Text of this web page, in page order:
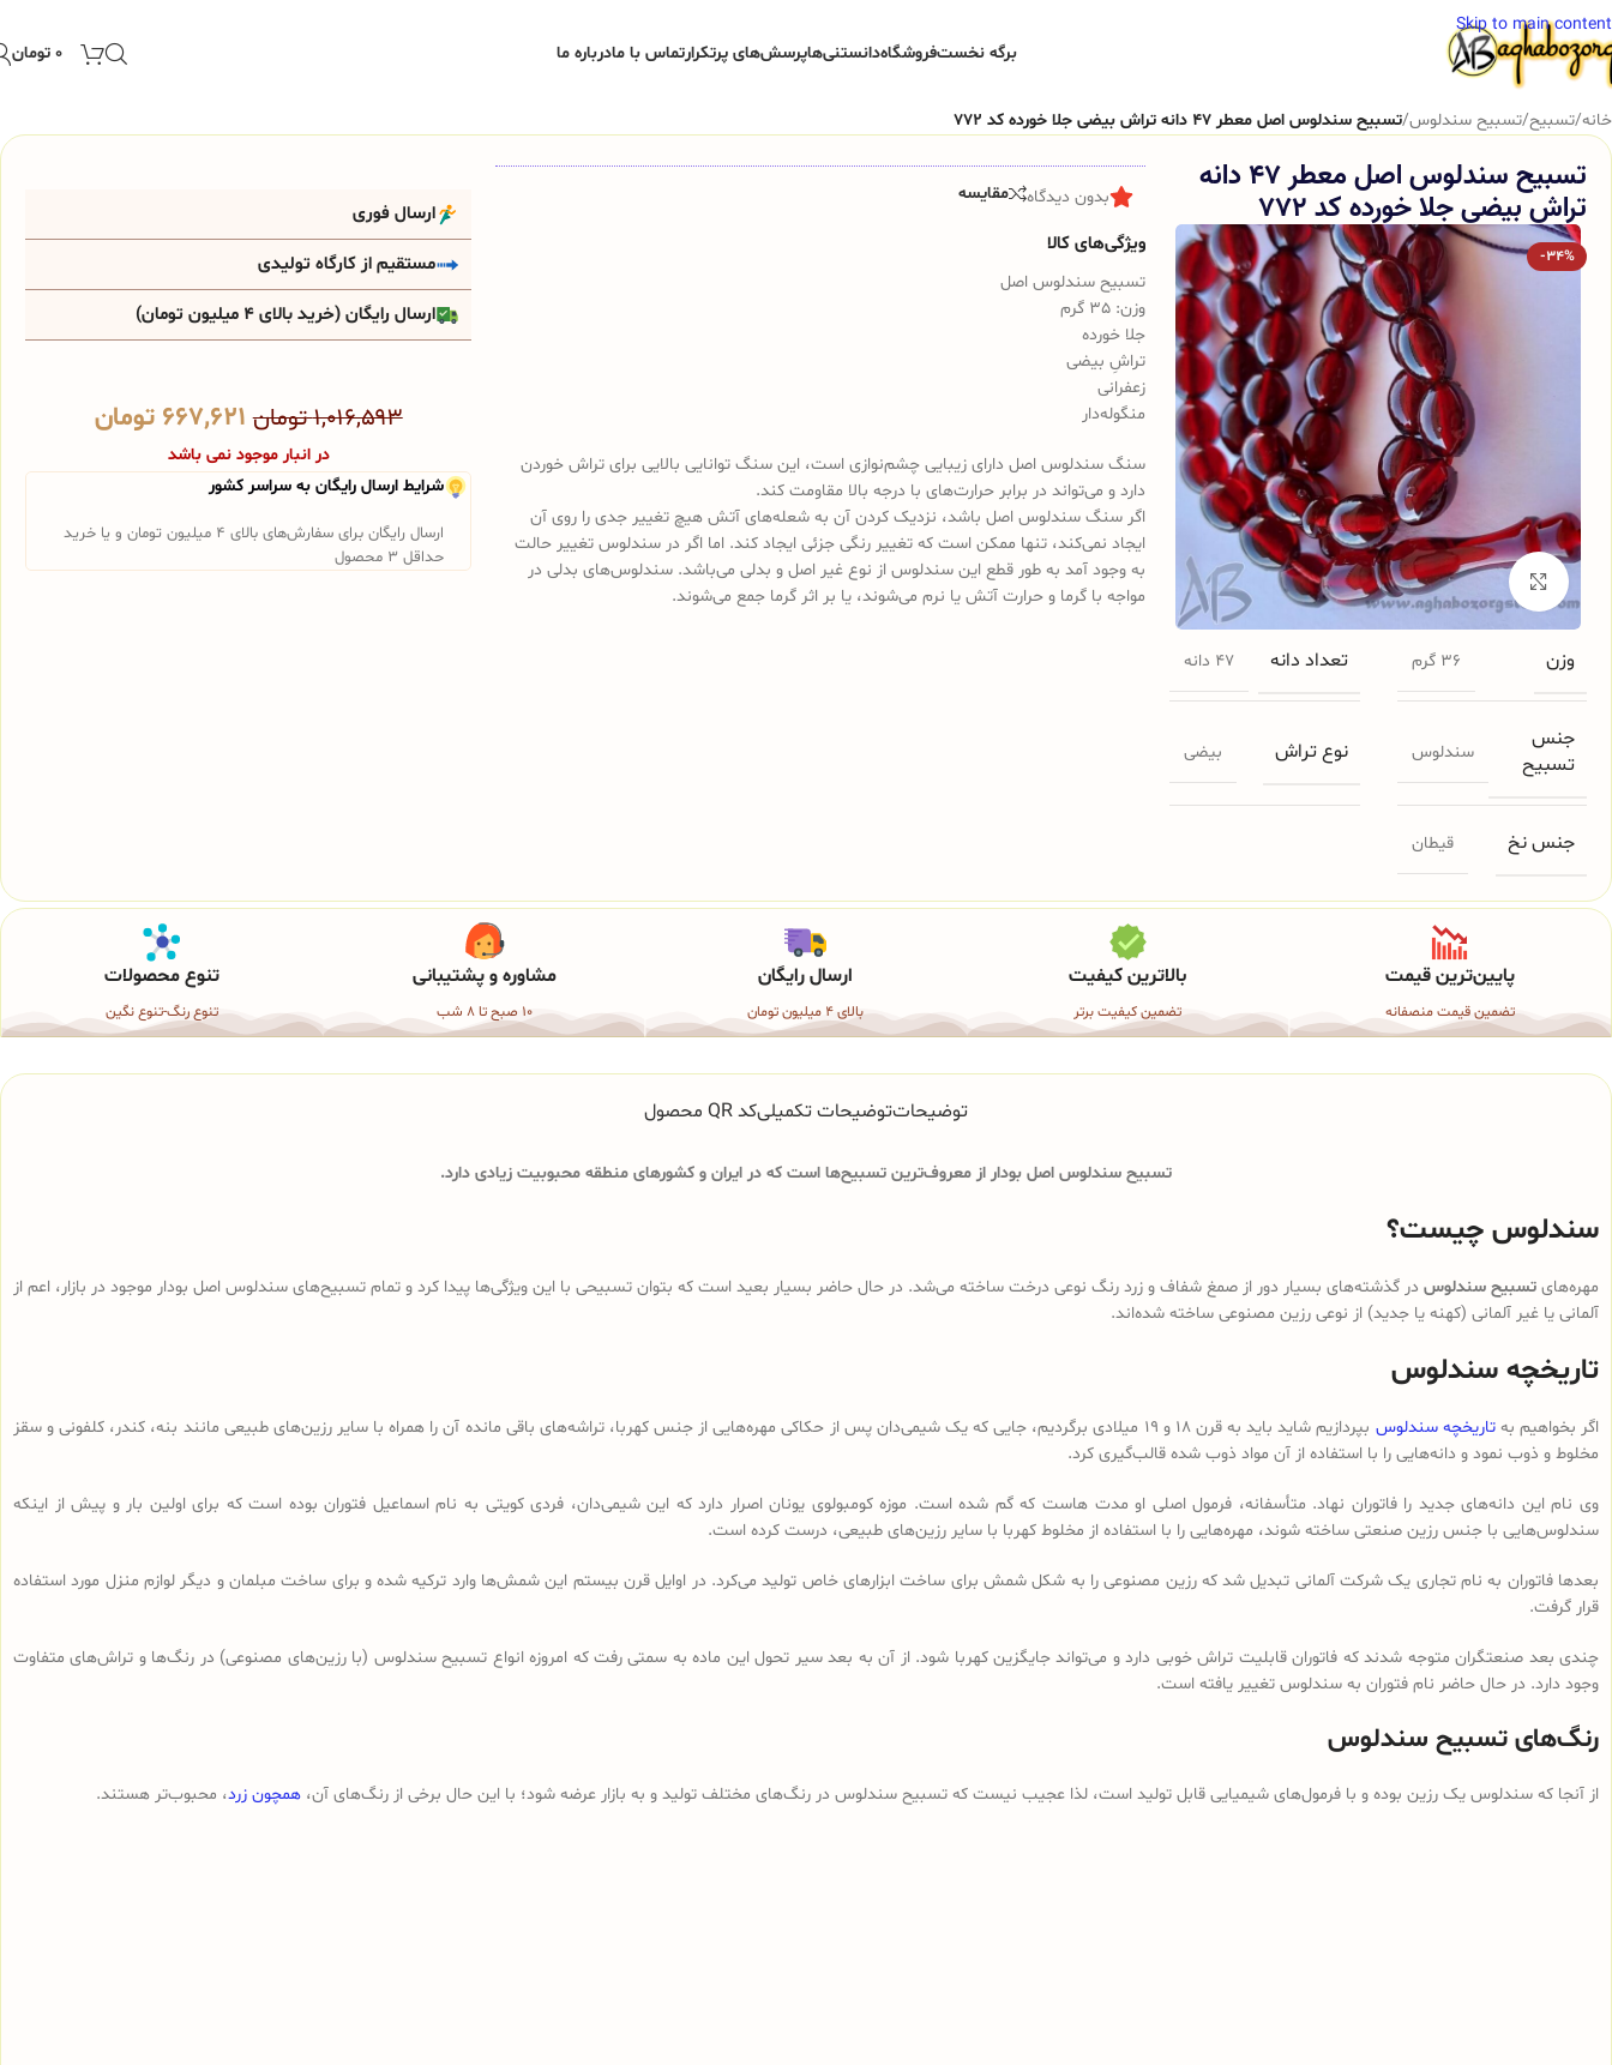
Skip to main content
برگه نخستفروشگاهدانستنی‌هاپرسش‌های پرتکرارتماس با مادرباره ما ۰ تومان
خانه/تسبیح/تسبیح سندلوس/تسبیح سندلوس اصل معطر 47 دانه تراش بیضی جلا خورده کد 772
تسبیح سندلوس اصل معطر 47 دانه
تراش بیضی جلا خورده کد 772
-34%
برای بزرگنمایی کلیک کنید
وزن 36 گرم تعداد دانه 47 دانه
جنس
تسبیح
سندلوس نوع تراش بیضی
جنس نخ قیطان
بدون دیدگاه مقایسه
ویژگی‌های کالا
تسبیح سندلوس اصل
وزن: 35 گرم
جلا خورده
تراشِ بیضی
زعفرانی
منگوله‌‌‌دار
سنگ سندلوس اصل دارای زیبایی چشم‌نوازی است، این سنگ توانایی بالایی برای تراش خوردن
دارد و می‌تواند در برابر حرارت‌های با درجه بالا مقاومت کند.
اگر سنگ سندلوس اصل باشد، نزدیک کردن آن به شعله‌های آتش هیچ تغییر جدی را روی آن
ایجاد نمی‌کند، تنها ممکن است که تغییر رنگی جزئی ایجاد کند. اما اگر در سندلوس تغییر حالت
به وجود آمد به طور قطع این سندلوس از نوع غیر اصل و بدلی می‌باشد. سندلوس‌های بدلی در
مواجه با گرما و حرارت آتش یا نرم می‌شوند، یا بر اثر گرما جمع می‌شوند.
ارسال فوری
مستقیم از کارگاه تولیدی
ارسال رایگان (خرید بالای 4 میلیون تومان)
۱,۰۱۶,۵۹۳تومان ۶۶۷,۶۲۱ تومان
در انبار موجود نمی باشد
شرایط ارسال رایگان به سراسر کشور
ارسال رایگان برای سفارش‌های بالای 4 میلیون تومان و یا خرید
حداقل 3 محصول
پایین‌ترین قیمت
تضمین قیمت منصفانه
بالاترین کیفیت
تضمین کیفیت برتر
ارسال رایگان
بالای 4 میلیون تومان
مشاوره و پشتیبانی
10 صبح تا 8 شب
تنوع محصولات
تنوع رنگ-تنوع نگین
توضیحاتتوضیحات تکمیلیکد QR محصول
تسبیح سندلوس اصل بودار از معروف‌ترین تسبیح‌ها است که در ایران و کشورهای منطقه محبوبیت زیادی دارد.
سندلوس چیست؟
مهره‌های تسبیح سندلوس در گذشته‌های بسیار دور از صمغ شفاف و زرد رنگ نوعی درخت ساخته می‌شد. در حال حاضر بسیار بعید است که بتوان تسبیحی با این ویژگی‌ها پیدا کرد و تمام تسبیح‌های سندلوس‌ اصل بودار موجود در بازار، اعم از
آلمانی یا غیر آلمانی (کهنه یا جدید) از نوعی رزین مصنوعی ساخته شده‌اند.
تاریخچه سندلوس
اگر بخواهیم بهتاریخچه سندلوس
بپردازیم شاید باید به قرن 18 و 19 میلادی برگردیم، جایی که یک شیمی‌دان پس از حکاکی مهره‌هایی از جنس کهربا، تراشه‌های باقی مانده آن را همراه با سایر رزین‌های طبیعی مانند بنه، کندر، کلفونی و سقز
مخلوط و ذوب نمود و دانه‌هایی را با استفاده از آن مواد ذوب شده قالب‌گیری کرد.
وی نام این دانه‌های جدید را فاتوران نهاد. متأسفانه، فرمول اصلی او مدت هاست که گم شده است. موزه کومبولوی یونان اصرار دارد که این شیمی‌دان، فردی کویتی به نام اسماعیل فتوران بوده است که برای اولین بار و پیش از اینکه
سندلوس‌هایی با جنس رزین صنعتی ساخته شوند، مهره‌هایی را با استفاده از مخلوط کهربا با سایر رزین‌های طبیعی، درست کرده است.
بعدها فاتوران به نام تجاری یک شرکت آلمانی تبدیل شد که رزین مصنوعی را به شکل شمش برای ساخت ابزارهای خاص تولید می‌کرد. در اوایل قرن بیستم این شمش‌ها وارد ترکیه شده و برای ساخت مبلمان و دیگر لوازم منزل مورد استفاده
قرار گرفت.
چندی بعد صنعتگران متوجه شدند که فاتوران قابلیت تراش خوبی دارد و می‌تواند جایگزین کهربا شود. از آن به بعد سیر تحول این ماده به سمتی رفت که امروزه انواع تسبیح‌ سندلوس (با رزین‌های مصنوعی) در رنگ‌ها و تراش‌های متفاوت
وجود دارد. در حال حاضر نام فتوران به سندلوس تغییر یافته است.
رنگ‌های تسبیح سندلوس
از آنجا که سندلوس یک رزین بوده و با فرمول‌های شیمیایی قابل تولید است، لذا عجیب نیست که تسبیح سندلوس در رنگ‌های مختلف تولید و به بازار عرضه شود؛ با این حال برخی از رنگ‌های آن، همچون زرد، محبوب‌تر هستند.